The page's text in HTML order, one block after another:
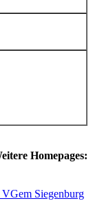
Homepages:
Siegenburg